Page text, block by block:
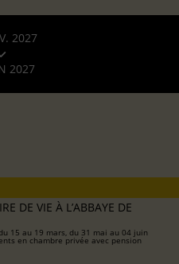
2027
2027
DE VIE À L’ABBAYE DE
15 au 19 mars, du 31 mai au 04 juin
en chambre privée avec pension